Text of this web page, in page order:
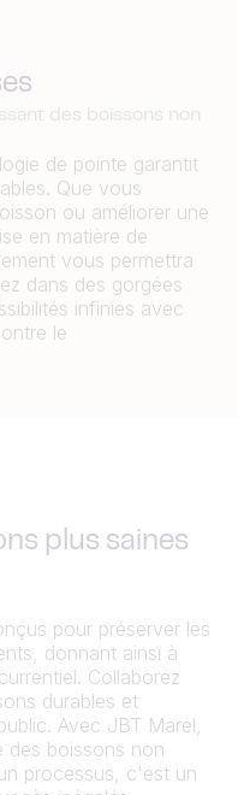
des boissons non
de pointe garantit
Que vous
ou améliorer une
en matière de
vous permettra
dans des gorgées
infinies avec
le
plus saines
pour préserver les
donnant ainsi à
Collaborez
durables et
Avec JBT Marel,
des boissons non
processus, c'est un